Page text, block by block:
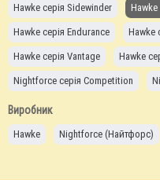
Hawke серія Sidewinder
Hawke серія Endurance
Hawke
Hawke серія Vantage
Hawke
Nightforce серія Competition
Nightforce серія NXS
Виробник
Hawke Nightforce (Найтфорс)